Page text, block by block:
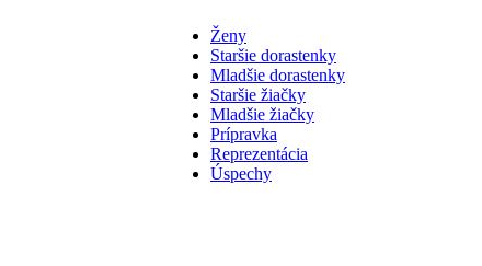
Ženy
Staršie dorastenky
Mladšie dorastenky
Staršie žiačky
Mladšie žiačky
Prípravka
Reprezentácia
Úspechy